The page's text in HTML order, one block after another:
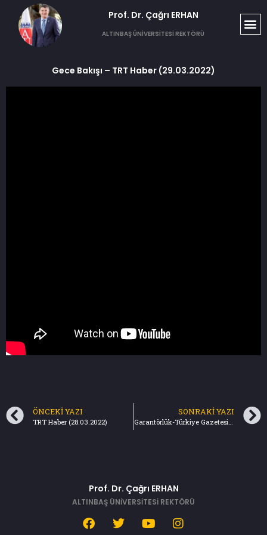
Prof. Dr. Çağrı ERHAN​
ALTINBAŞ ÜNİVERSİTESİ REKTÖRÜ
Gece Bakışı – TRT Haber (29.03.2022)
ÖNCEKI YAZI
TRT Haber (28.03.2022)
SONRAKI YAZI
Prof. Dr. Çağrı ERHAN
ALTINBAŞ ÜNİVERSİTESİ REKTÖRÜ